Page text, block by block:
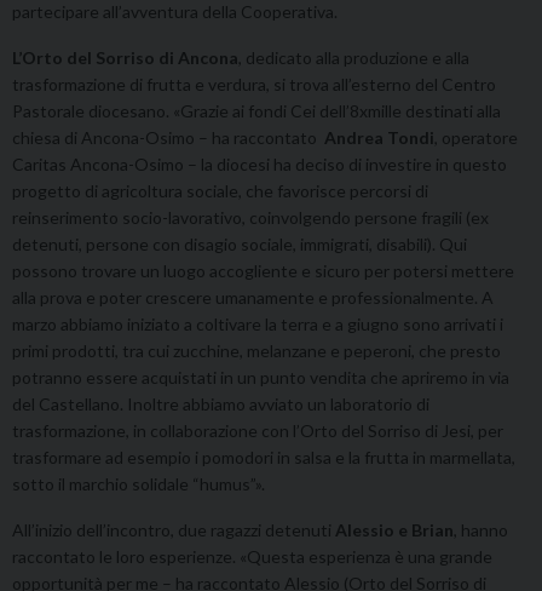
partecipare all’avventura della Cooperativa.
L’Orto del Sorriso di Ancona , dedicato alla produzione e alla
trasformazione di frutta e verdura, si trova all’esterno del Centro
Pastorale diocesano. «Grazie ai fondi Cei dell’8xmille destinati alla
chiesa di Ancona-Osimo – ha raccontato Andrea Tondi , operatore
Caritas Ancona-Osimo – la diocesi ha deciso di investire in questo
progetto di agricoltura sociale, che favorisce percorsi di
reinserimento socio-lavorativo, coinvolgendo persone fragili (ex
detenuti, persone con disagio sociale, immigrati, disabili). Qui
possono trovare un luogo accogliente e sicuro per potersi mettere
alla prova e poter crescere umanamente e professionalmente. A
marzo abbiamo iniziato a coltivare la terra e a giugno sono arrivati i
primi prodotti, tra cui zucchine, melanzane e peperoni, che presto
potranno essere acquistati in un punto vendita che apriremo in via
del Castellano. Inoltre abbiamo avviato un laboratorio di
trasformazione, in collaborazione con l’Orto del Sorriso di Jesi, per
trasformare ad esempio i pomodori in salsa e la frutta in marmellata,
sotto il marchio solidale “humus”».
All’inizio dell’incontro, due ragazzi detenuti Alessio e Brian , hanno
raccontato le loro esperienze. «Questa esperienza è una grande
opportunità per me – ha raccontato Alessio (Orto del Sorriso di